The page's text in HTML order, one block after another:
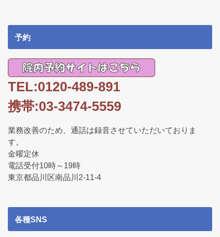
予約
TEL:0120-489-891
携帯:03-3474-5559
業務改善のため、通話は録音させていただいておりま
す。
金曜定休
電話受付10時～19時
東京都品川区南品川2-11-4
各種SNS